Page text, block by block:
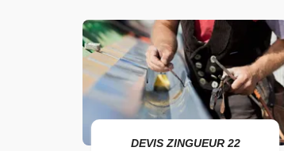
DEVIS ZINGUEUR 22